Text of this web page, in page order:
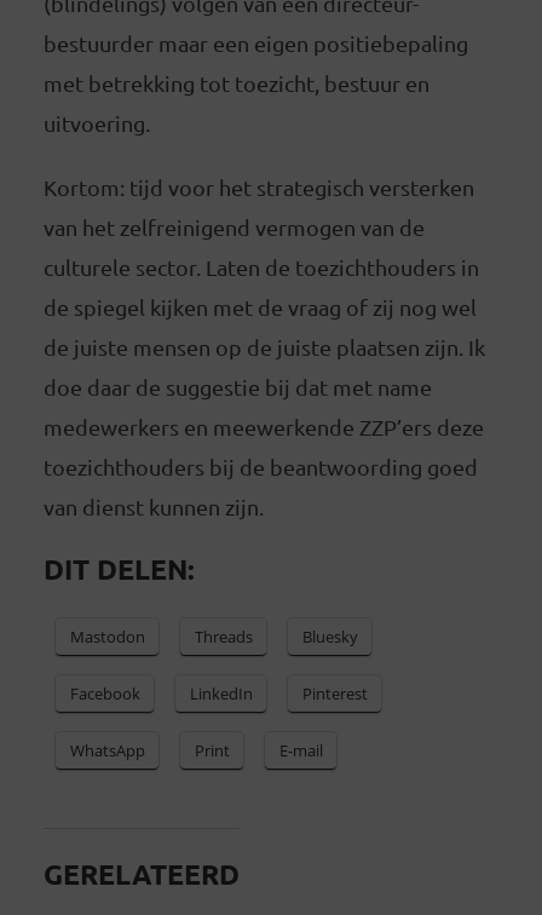
bestuurder maar een eigen positiebepaling
met betrekking tot toezicht, bestuur en
uitvoering.
Kortom: tijd voor het strategisch versterken
van het zelfreinigend vermogen van de
culturele sector. Laten de toezichthouders in
de spiegel kijken met de vraag of zij nog wel
de juiste mensen op de juiste plaatsen zijn. Ik
doe daar de suggestie bij dat met name
medewerkers en meewerkende ZZP’ers deze
toezichthouders bij de beantwoording goed
van dienst kunnen zijn.
DIT DELEN:
Mastodon Threads Bluesky
Facebook LinkedIn Pinterest
WhatsApp Print E-mail
GERELATEERD